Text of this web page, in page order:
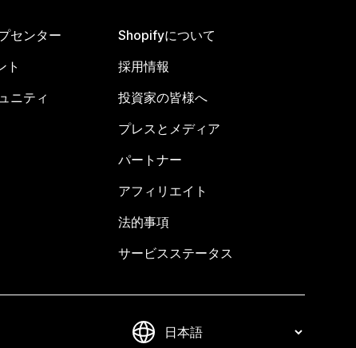
センター
ト
ニティ
Shopifyについて
採用情報
投資家の皆様へ
プレスとメディア
パートナー
アフィリエイト
法的事項
サービスステータス